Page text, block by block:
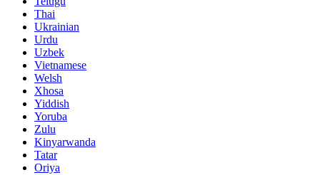
Thai
Ukrainian
Urdu
Uzbek
Vietnamese
Welsh
Xhosa
Yiddish
Yoruba
Zulu
Kinyarwanda
Tatar
Oriya